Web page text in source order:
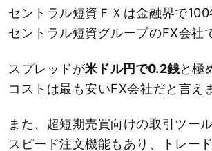
セントラル短資ＦＸは金融界で
セントラル短資グループのFX会社
スプレッドが米ドル円で0.2銭と極
コストは最も安いFX会社だと言え
また、超短期売買向けの取引ツー
スピード注文機能もあり、トレー